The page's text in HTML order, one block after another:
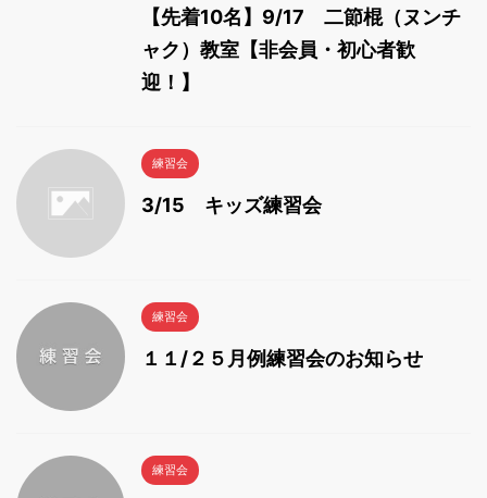
【先着10名】9/17 二節棍（ヌンチ
ャク）教室【非会員・初心者歓
迎！】
練習会
3/15 キッズ練習会
練習会
１１/２５月例練習会のお知らせ
練習会